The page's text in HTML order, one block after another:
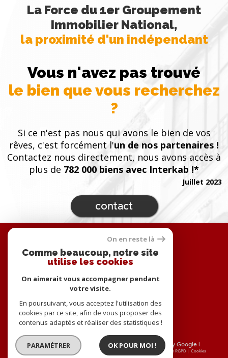
La Force du 1er Groupement
Immobilier National,
la proximité d'un indépendant
Vous n'avez pas trouvé
le bien que vous recherchez
?
Si ce n'est pas nous qui avons le bien de vos
rêves, c'est forcément l'un de nos partenaires !
Contactez nous directement, nous avons accès à
plus de 782 000 biens avec Interkab !*
contact
Juillet 2023
connecter
espace propriétaire
Nous
adhérons
© 2026 | Tous droits réservés | Traduction powered by Google |
Mentions légales Politique RGPD Cookies
On en reste là
Comme beaucoup, notre site
utilise les cookies
On aimerait vous accompagner pendant
votre visite.
En poursuivant, vous acceptez l'utilisation des
cookies par ce site, afin de vous proposer des
contenus adaptés et réaliser des statistiques !
PARAMÉTRER OK POUR MOI !